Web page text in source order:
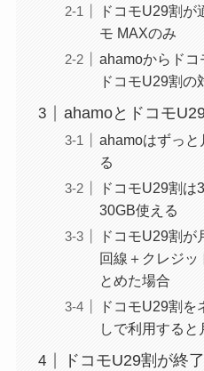
ドコモU29割が
モ MAXのみ
ahamoからドコ
ドコモU29割の
ahamoとドコモ
ahamoはずっと
る
ドコモU29割は
30GB使える
ドコモU29割が
回線＋クレジッ
とめた場合
ドコモU29割を
しで利用する
ドコモU29割が終